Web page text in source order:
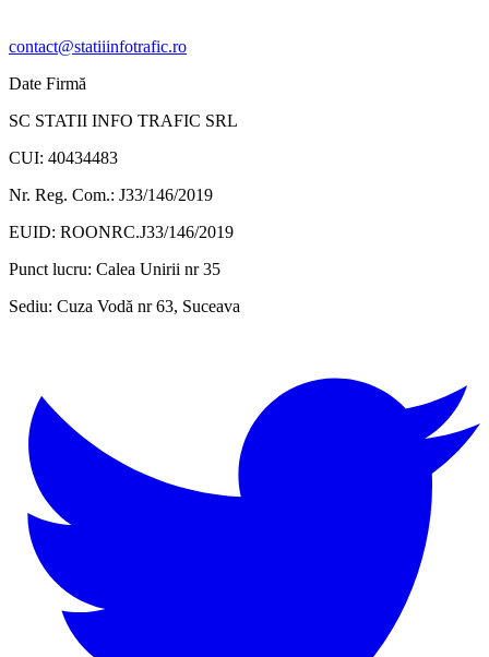
contact@statiiinfotrafic.ro
Date Firmă
SC STATII INFO TRAFIC SRL
CUI: 40434483
Nr. Reg. Com.: J33/146/2019
EUID: ROONRC.J33/146/2019
Punct lucru: Calea Unirii nr 35
Sediu: Cuza Vodă nr 63, Suceava